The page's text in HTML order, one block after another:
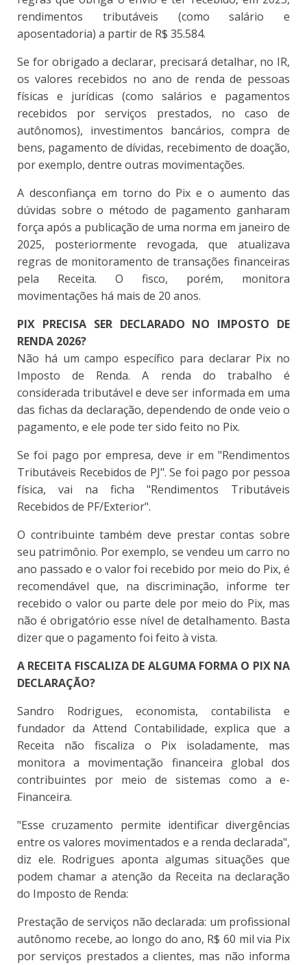
rendimentos tributáveis (como salário e
aposentadoria) a partir de R$ 35.584.
Se for obrigado a declarar, precisará detalhar, no IR,
os valores recebidos no ano de renda de pessoas
físicas e jurídicas (como salários e pagamentos
recebidos por serviços prestados, no caso de
autônomos), investimentos bancários, compra de
bens, pagamento de dívidas, recebimento de doação,
por exemplo, dentre outras movimentações.
A desconfiança em torno do Pix e o aumento das
dúvidas sobre o método de pagamento ganharam
força após a publicação de uma norma em janeiro de
2025, posteriormente revogada, que atualizava
regras de monitoramento de transações financeiras
pela Receita. O fisco, porém, monitora
movimentações há mais de 20 anos.
PIX PRECISA SER DECLARADO NO IMPOSTO DE
RENDA 2026?
Não há um campo específico para declarar Pix no
Imposto de Renda. A renda do trabalho é
considerada tributável e deve ser informada em uma
das fichas da declaração, dependendo de onde veio o
pagamento, e ele pode ter sido feito no Pix.
Se foi pago por empresa, deve ir em "Rendimentos
Tributáveis Recebidos de PJ". Se foi pago por pessoa
física, vai na ficha "Rendimentos Tributáveis
Recebidos de PF/Exterior".
O contribuinte também deve prestar contas sobre
seu patrimônio. Por exemplo, se vendeu um carro no
ano passado e o valor foi recebido por meio do Pix, é
recomendável que, na discriminação, informe ter
recebido o valor ou parte dele por meio do Pix, mas
não é obrigatório esse nível de detalhamento. Basta
dizer que o pagamento foi feito à vista.
A RECEITA FISCALIZA DE ALGUMA FORMA O PIX NA
DECLARAÇÃO?
Sandro Rodrigues, economista, contabilista e
fundador da Attend Contabilidade, explica que a
Receita não fiscaliza o Pix isoladamente, mas
monitora a movimentação financeira global dos
contribuintes por meio de sistemas como a e-
Financeira.
"Esse cruzamento permite identificar divergências
entre os valores movimentados e a renda declarada",
diz ele. Rodrigues aponta algumas situações que
podem chamar a atenção da Receita na declaração
do Imposto de Renda:
Prestação de serviços não declarada: um profissional
autônomo recebe, ao longo do ano, R$ 60 mil via Pix
por serviços prestados a clientes, mas não informa